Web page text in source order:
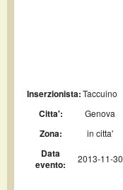
Inserzionista:Taccuino
Citta': Genova
Zona: in citta'
Data
evento:
2013-11-30